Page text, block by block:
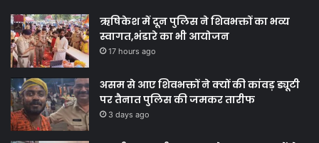
ऋषिकेश में दून पुलिस ने शिवभक्तों का भव्य
स्वागत,भंडारे का भी आयोजन
17 hours ago
असम से आए शिवभक्तों ने क्यों की कांवड़ ड्यूटी
पर तैनात पुलिस की जमकर तारीफ
3 days ago